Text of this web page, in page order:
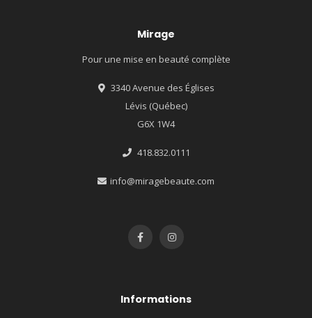
Mirage
Pour une mise en beauté complète
3340 Avenue des Églises
Lévis (Québec)
G6X 1W4
418.832.0111
info@miragebeaute.com
Informations